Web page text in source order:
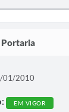
Portaria
01/2010
EM VIGOR